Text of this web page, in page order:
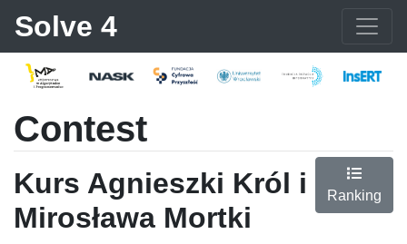
Solve 4
Contest
Kurs Agnieszki Król i
Mirosława Mortki
Ranking